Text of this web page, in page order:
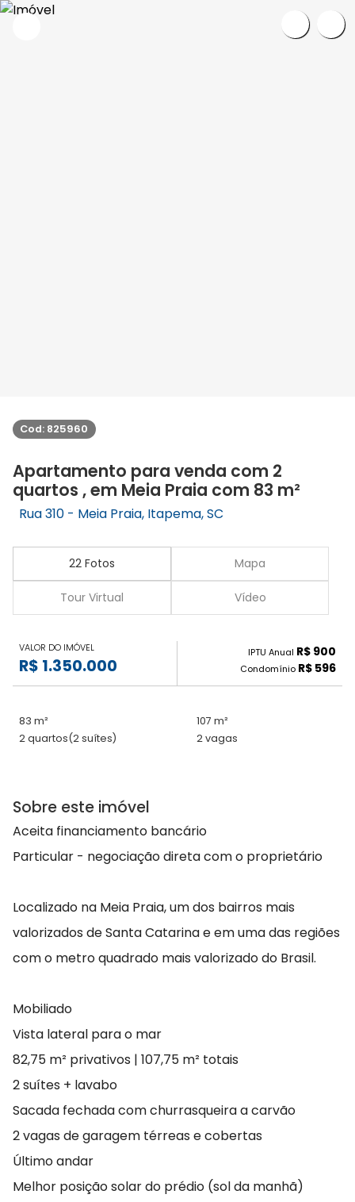
Cod: 825960
Apartamento para venda com 2
quartos , em Meia Praia com 83 m²
Rua 310 - Meia Praia, Itapema, SC
22 Fotos Mapa
Tour Virtual Vídeo
VALOR DO IMÓVEL
R$ 1.350.000
IPTU Anual R$ 900
Condomínio R$ 596
83 m²
107 m²
2 quartos(2 suítes) 2 vagas
Sobre este imóvel
Aceita financiamento bancário
Particular - negociação direta com o proprietário
Localizado na Meia Praia, um dos bairros mais
valorizados de Santa Catarina e em uma das regiões
com o metro quadrado mais valorizado do Brasil.
Mobiliado
Vista lateral para o mar
82,75 m² privativos | 107,75 m² totais
2 suítes + lavabo
Sacada fechada com churrasqueira a carvão
2 vagas de garagem térreas e cobertas
Último andar
Melhor posição solar do prédio (sol da manhã)